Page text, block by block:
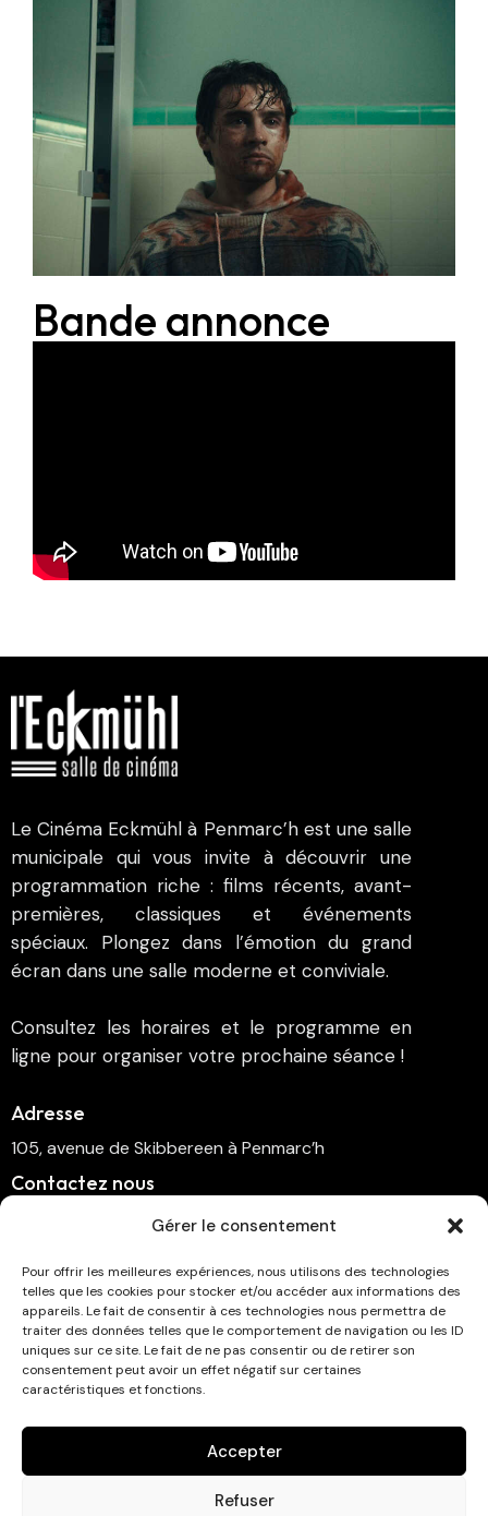
Gérer le consentement
Pour offrir les meilleures expériences, nous utilisons des technologies
telles que les cookies pour stocker et/ou accéder aux informations des
appareils. Le fait de consentir à ces technologies nous permettra de
traiter des données telles que le comportement de navigation ou les ID
uniques sur ce site. Le fait de ne pas consentir ou de retirer son
consentement peut avoir un effet négatif sur certaines
caractéristiques et fonctions.
Accepter
Refuser
Bande annonce
Le Cinéma Eckmühl à Penmarc’h est une salle
municipale qui vous invite à découvrir une
programmation riche : films récents, avant-
premières, classiques et événements
spéciaux. Plongez dans l’émotion du grand
écran dans une salle moderne et conviviale.
Consultez les horaires et le programme en
ligne pour organiser votre prochaine séance !
Adresse
105, avenue de Skibbereen à Penmarc’h
Contactez nous
cinema.penmarch@orange.fr
Suivez-nous
Abonnez-vous à la newsletter !